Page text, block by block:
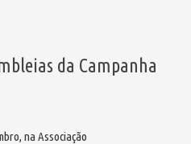
da Campanha
na Associação